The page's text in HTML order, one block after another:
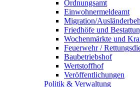
Ordnungsamt
Einwohnermeldeamt
Migration/
Friedhöfe und
Wochenmärkte und
Feuerwehr /
Baubetriebshof
Wertstoffhof
Veröffentlichungen
Politik & Verwaltung